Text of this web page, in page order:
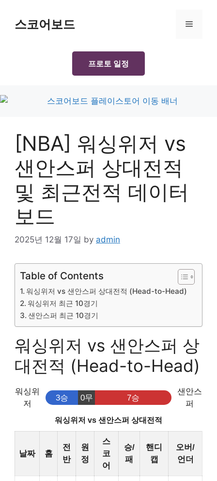
content스코어보드 Menu
프로토 일정
[NBA] 워싱위저 vs
샌안스퍼 상대전적
및 최근전적 데이터
보드
2025년 12월 17일 by admin
Table of Contents
워싱위저 vs 샌안스퍼 상대전적 (Head-to-Head)
워싱위저 최근 10경기
샌안스퍼 최근 10경기
워싱위저 vs 샌안스퍼 상
대전적 (Head-to-Head)
워싱위
저
3승 0무 7승
샌안스
퍼
워싱위저 vs 샌안스퍼 상대전적
날짜 홈
전
반
원
정
스
코
어
승/
패
핸디
캡
오버/
언더